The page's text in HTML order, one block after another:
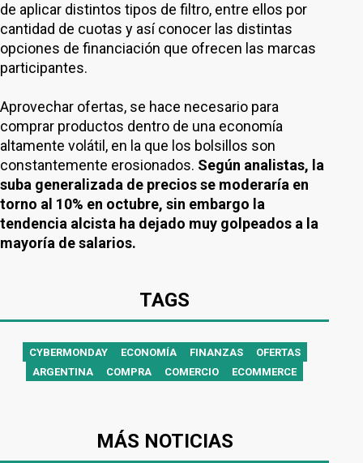
de aplicar distintos tipos de filtro, entre ellos por
cantidad de cuotas y así conocer las distintas
opciones de financiación que ofrecen las marcas
participantes.
Aprovechar ofertas, se hace necesario para
comprar productos dentro de una economía
altamente volátil, en la que los bolsillos son
constantemente erosionados. Según analistas, la
suba generalizada de precios se moderaría en
torno al 10% en octubre, sin embargo la
tendencia alcista ha dejado muy golpeados a la
mayoría de salarios.
TAGS
CYBERMONDAY ECONOMÍA FINANZAS
OFERTAS
ARGENTINA
COMPRA COMERCIO ECOMMERCE
MÁS NOTICIAS